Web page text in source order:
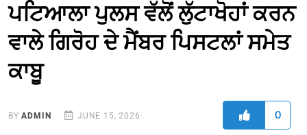
ਪਟਿਆਲਾ ਪੁਲਸ ਵੱਲੋਂ ਲੁੱਟਾਖੋਹਾਂ ਕਰਨ
ਵਾਲੇ ਗਿਰੋਹ ਦੇ ਮੈਂਬਰ ਪਿਸਟਲਾਂ ਸਮੇਤ
ਕਾਬੂ
BYADMIN JUNE 15, 2026 0